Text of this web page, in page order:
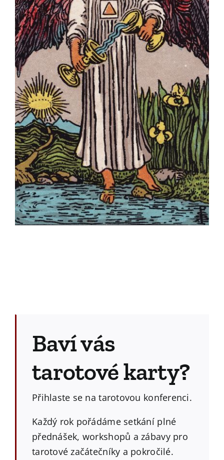
Baví vás
tarotové karty?
Přihlaste se na tarotovou konferenci.
Každý rok pořádáme setkání plné
přednášek, workshopů a zábavy pro
tarotové začátečníky a pokročilé.